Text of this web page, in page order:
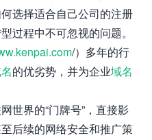
选择适合自己公司的注册
过程中不可忽视的问题。
/）多年的行
的优劣势，并为企业域名
世界的“门牌号”，直接影
后续的网络安全和推广策